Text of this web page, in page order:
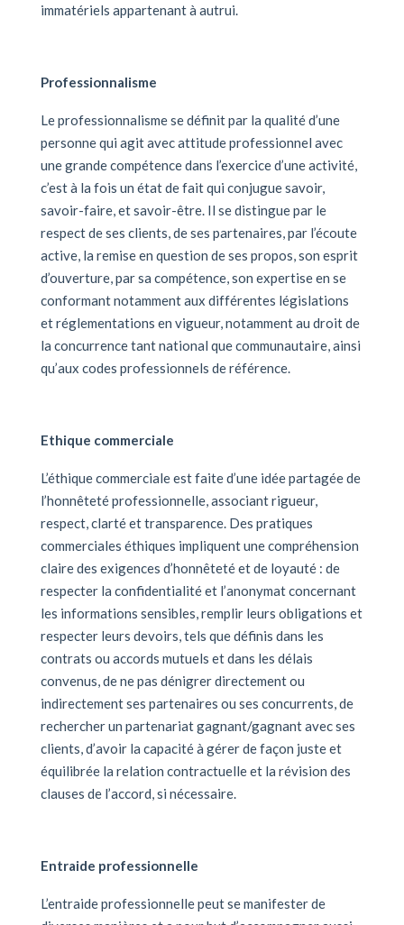
immatériels appartenant à autrui.
Professionnalisme
Le professionnalisme se définit par la qualité d’une
personne qui agit avec attitude professionnel avec
une grande compétence dans l’exercice d’une activité,
c’est à la fois un état de fait qui conjugue savoir,
savoir-faire, et savoir-être. Il se distingue par le
respect de ses clients, de ses partenaires, par l’écoute
active, la remise en question de ses propos, son esprit
d’ouverture, par sa compétence, son expertise en se
conformant notamment aux différentes législations
et réglementations en vigueur, notamment au droit de
la concurrence tant national que communautaire, ainsi
qu’aux codes professionnels de référence.
Ethique commerciale
L’éthique commerciale est faite d’une idée partagée de
l’honnêteté professionnelle, associant rigueur,
respect, clarté et transparence. Des pratiques
commerciales éthiques impliquent une compréhension
claire des exigences d’honnêteté et de loyauté : de
respecter la confidentialité et l’anonymat concernant
les informations sensibles, remplir leurs obligations et
respecter leurs devoirs, tels que définis dans les
contrats ou accords mutuels et dans les délais
convenus, de ne pas dénigrer directement ou
indirectement ses partenaires ou ses concurrents, de
rechercher un partenariat gagnant/gagnant avec ses
clients, d’avoir la capacité à gérer de façon juste et
équilibrée la relation contractuelle et la révision des
clauses de l’accord, si nécessaire.
Entraide professionnelle
L’entraide professionnelle peut se manifester de